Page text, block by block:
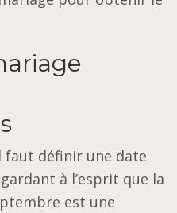
faut définir une date
à l’esprit que la
est une